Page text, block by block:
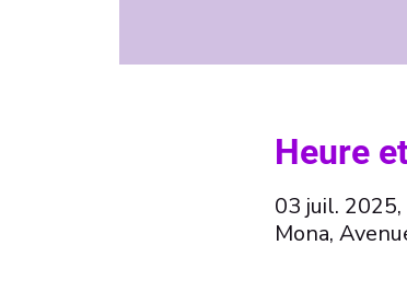
Heure
03 juil.
Mona,